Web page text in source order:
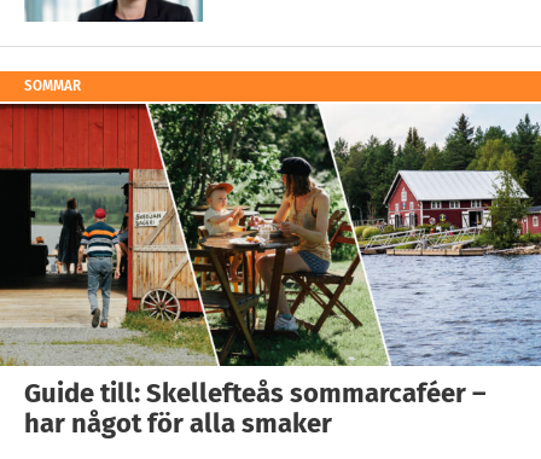
SOMMAR
Guide till: Skellefteås sommarcaféer –
har något för alla smaker